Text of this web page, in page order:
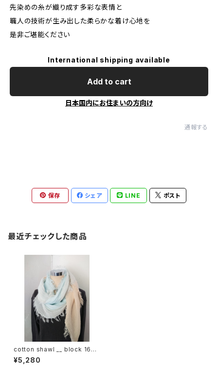
先染めの糸が織り成す多彩な表情と
職人の技術が生み出した柔らかな着け心地を
是非ご堪能ください
International shipping available
Add to cart
日本国内にお住まいの方向け
通報する
保存 シェア LINE ポスト
最近チェックした商品
cotton shawl __ block 160
朝朗w
¥5,280